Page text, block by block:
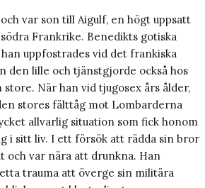
var son till Aigulf, en högt uppsatt
Frankrike. Benedikts gotiska
uppfostrades vid det frankiska
den lille och tjänstgjorde också hos
store. När han vid tjugosex års ålder,
stores fälttåg mot Lombarderna
allvarlig situation som fick honom
i sitt liv. I ett försök att rädda sin bror
och var nära att drunkna. Han
trauma att överge sin militära